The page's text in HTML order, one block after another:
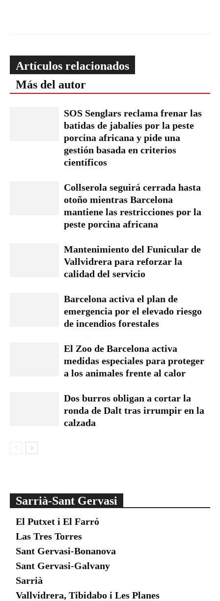
Artículos relacionados
Más del autor
SOS Senglars reclama frenar las
batidas de jabalíes por la peste
porcina africana y pide una
gestión basada en criterios
científicos
Collserola seguirá cerrada hasta
otoño mientras Barcelona
mantiene las restricciones por la
peste porcina africana
Mantenimiento del Funicular de
Vallvidrera para reforzar la
calidad del servicio
Barcelona activa el plan de
emergencia por el elevado riesgo
de incendios forestales
El Zoo de Barcelona activa
medidas especiales para proteger
a los animales frente al calor
Dos burros obligan a cortar la
ronda de Dalt tras irrumpir en la
calzada
Sarrià-Sant Gervasi
El Putxet i El Farró
Las Tres Torres
Sant Gervasi-Bonanova
Sant Gervasi-Galvany
Sarrià
Vallvidrera, Tibidabo i Les Planes